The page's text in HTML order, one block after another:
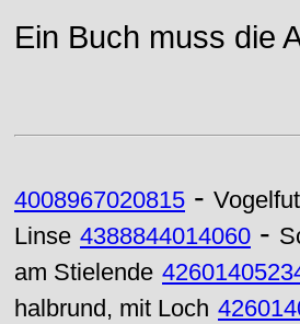
Ein Buch muss die
4008967020815 -
Linse 4388844014060 -
am Stielende
halbrund, mit Loch